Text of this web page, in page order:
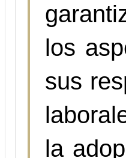
los
sus
la